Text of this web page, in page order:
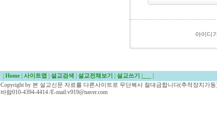
아이디
Home 사이트맵 설교검색 설교전체보기 설교쓰기
Copyright by 본 설교신문 자료를 다른사이트로 무단복사 절대금합니다(추적장치가
바람010-4394-4414 /E-mail:v919@naver.com